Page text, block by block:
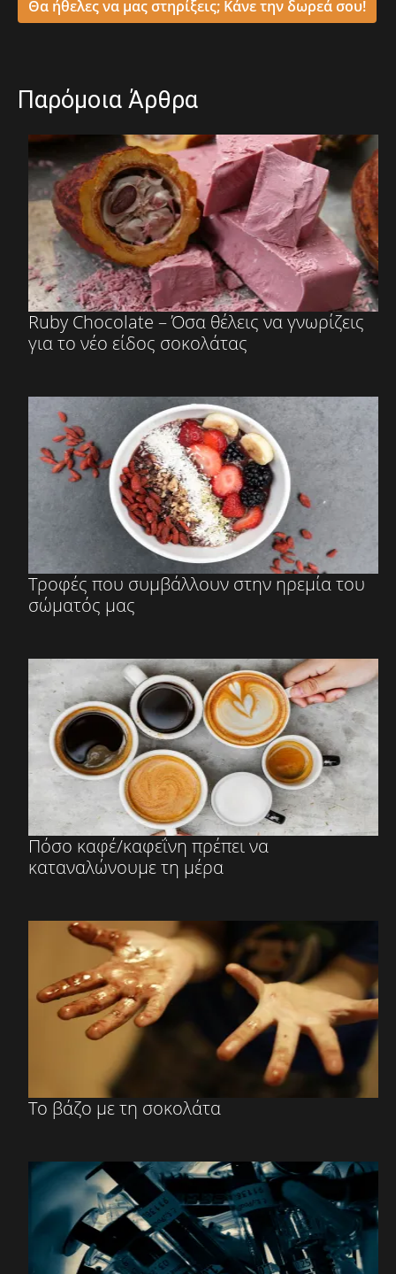
Θα ήθελες να μας στηρίξεις; Κάνε την δωρεά σου!
Παρόμοια Άρθρα
Ruby Chocolate – Όσα θέλεις να γνωρίζεις
για το νέο είδος σοκολάτας
Τροφές που συμβάλλουν στην ηρεμία του
σώματός μας
Πόσο καφέ/καφεΐνη πρέπει να
καταναλώνουμε τη μέρα
Το βάζο με τη σοκολάτα